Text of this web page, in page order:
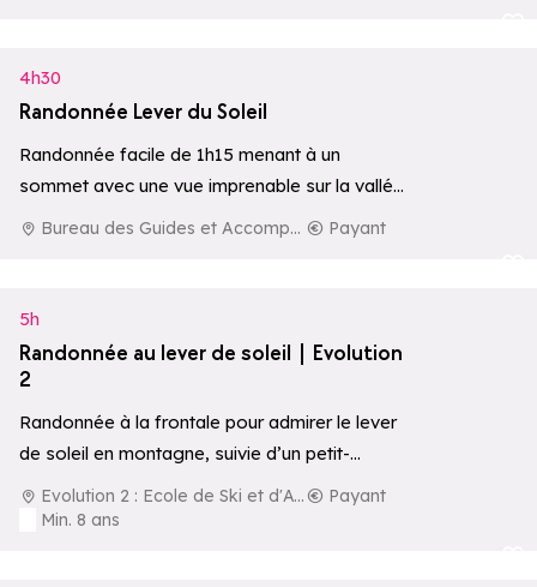
4h30
Randonnée Lever du Soleil
Randonnée facile de 1h15 menant à un
sommet avec une vue imprenable sur la vallée
d'Aoste, le Mont-Blanc et le…
Bureau des Guides et Accompagnateurs de La Rosière
Payant
5h
Randonnée au lever de soleil | Evolution
2
Randonnée à la frontale pour admirer le lever
de soleil en montagne, suivie d’un petit-
déjeuner local en pleine nature.
Evolution 2 : Ecole de Ski et d'Aventure
Payant
Min. 8 ans